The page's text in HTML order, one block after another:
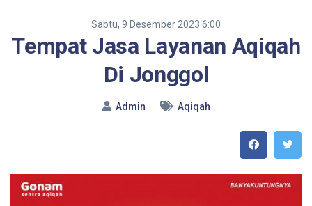
Sabtu, 9 Desember 2023 6:00
Tempat Jasa Layanan Aqiqah
Di Jonggol
Admin Aqiqah